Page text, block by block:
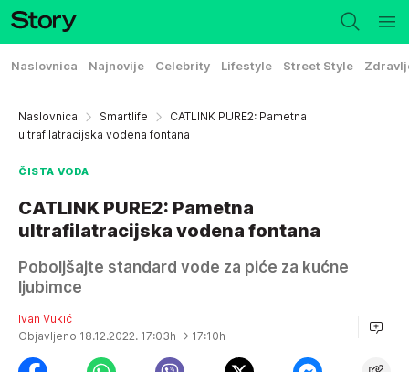
Naslovnica Najnovije Celebrity Lifestyle Street Style
Naslovnica Smartlife
CATLINK PURE2: Pametna
ultrafilatracijska vodena fontana
ČISTA VODA
CATLINK PURE2: Pametna
ultrafilatracijska vodena fontana
Poboljšajte standard vode za piće za kućne
ljubimce
Ivan Vukić
Objavljeno 18.12.2022. 17:03h → 17:10h